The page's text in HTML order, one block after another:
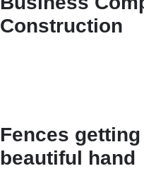
Construction
Fences
beautiful hand